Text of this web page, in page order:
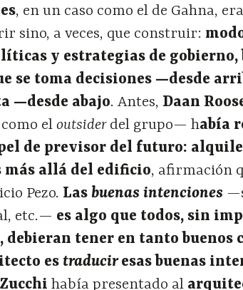
, en un caso como el de Gahna,
sino, a veces, que construir:
y estrategias de gobierno,
se toma decisiones —desde
—desde abajo. Antes, Daan
eloutsider del grupo— había
de previsor del futuro:
más allá del edificio, afirmación
Pezo. Las buenas intenciones
etc.— es algo que todos, sin
debieran tener en tanto buenos
estraduciresas buenas
había presentado al